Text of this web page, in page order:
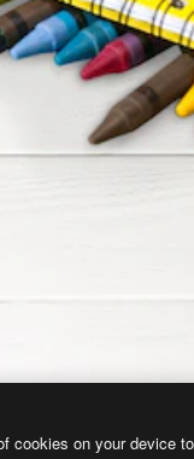
cookies on your device